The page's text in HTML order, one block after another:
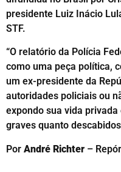
presidente Luiz Inácio
STF.
“O relatório da Polícia
como uma peça política,
um ex-presidente da
autoridades policiais ou
expondo sua vida
graves quanto
Por André Richter –